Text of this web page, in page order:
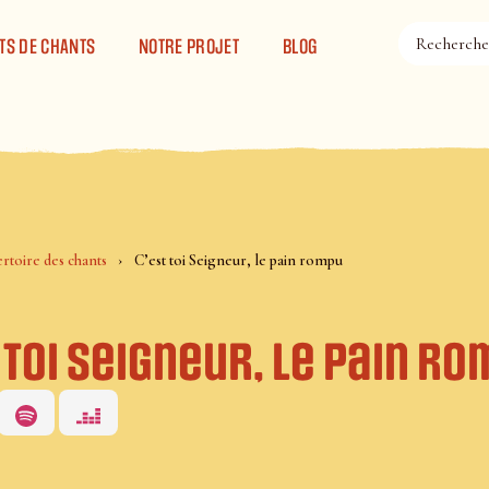
DE CHANTS NOTRE PROJET BLOG
des chants C’est toi Seigneur, le pain rompu
toi Seigneur, le pain